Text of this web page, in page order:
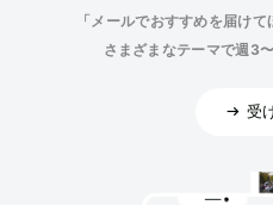
「メールでおすすめを届け
さまざまなテーマで週3
受